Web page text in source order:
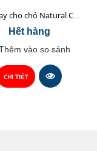
Thịt quay cho chó Natural Core 70g
Hết hàng
vào so sánh
CHI TIẾT